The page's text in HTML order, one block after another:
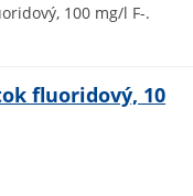
100 mg/l F-.
fluoridový, 10